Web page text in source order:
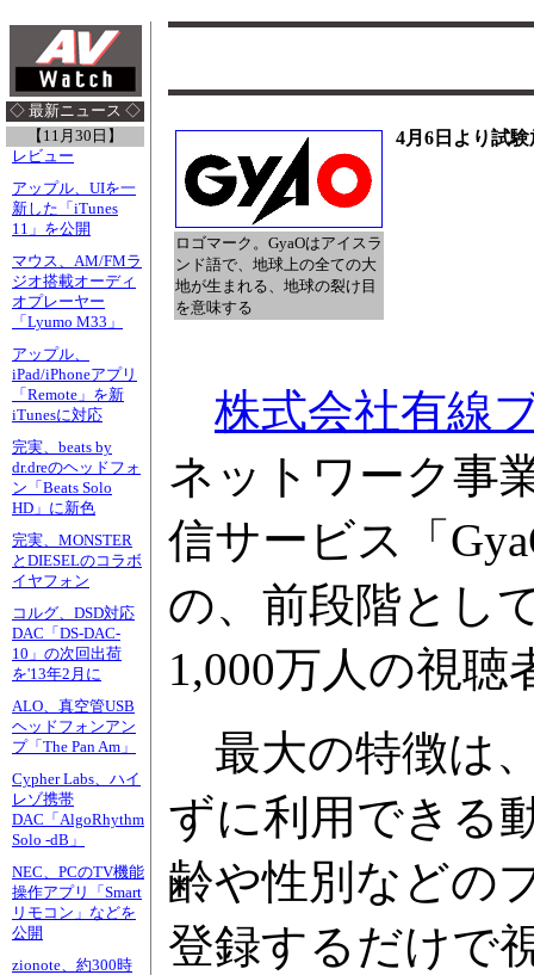
◇ 最新ニュース ◇
【11月30日】
レビュー
アップル、UIを一
新した「iTunes
11」を公開
マウス、AM/FMラ
ジオ搭載オーディ
オプレーヤー
「Lyumo M33」
アップル、
iPad/iPhoneアプリ
「Remote」を新
iTunesに対応
完実、beats by
dr.dreのヘッドフォ
ン「Beats Solo
HD」に新色
完実、MONSTER
とDIESELのコラボ
イヤフォン
コルグ、DSD対応
DAC「DS-DAC-
10」の次回出荷
を'13年2月に
ALO、真空管USB
ヘッドフォンアン
プ「The Pan Am」
Cypher Labs、ハイ
レゾ携帯
DAC「AlgoRhythm
Solo -dB」
NEC、PCのTV機能
操作アプリ「Smart
リモコン」などを
公開
zionote、約300時
ロゴマーク。GyaOはアイスラ
ンド語で、地球上の全ての大
地が生まれる、地球の裂け目
を意味する
4月6日より試
株式会社有線
ネットワーク事
信サービス「
の、前段階とし
1,000万人の視
最大の特徴は
ずに利用できる
齢や性別などの
登録するだけで